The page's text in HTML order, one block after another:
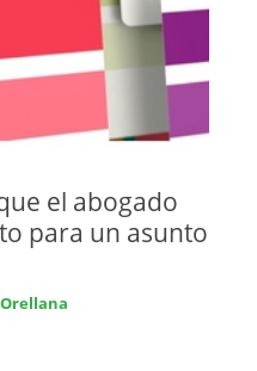
el abogado
para un asunto